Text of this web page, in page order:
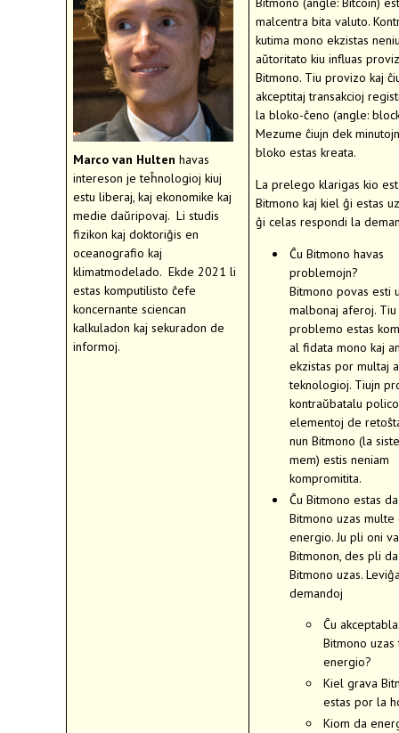
Marco van Hulten havas
intereson je teĥnologioj kiuj
estu liberaj, kaj ekonomike kaj
medie daŭripovaj. Li studis
fizikon kaj doktoriĝis en
oceanografio kaj
klimatmodelado. Ekde 2021 li
estas komputilisto ĉefe
koncernante sciencan
kalkuladon kaj sekuradon de
informoj.
malcentra bita valuto.
kutima mono ekzistas
aŭtoritato kiu influas
Bitmono. Tiu provizo kaj
akceptitaj transakcioj
la bloko-ĉeno (angle:
Mezume ĉiujn dek
bloko estas kreata.
La prelego klarigas kio
Bitmono kaj kiel ĝi estas
ĝi celas respondi la
Ĉu Bitmono havas
problemojn?
Bitmono povas esti
malbonaj aferoj. Tiu
problemo estas
al fidata mono kaj
ekzistas por multaj
teknologioj. Tiujn
kontraŭbatalu
elementoj de
nun Bitmono (la
mem) estis neniam
kompromitita.
Ĉu Bitmono estas
Bitmono uzas multe
energio. Ju pli oni
Bitmonon, des pli
Bitmono uzas.
demandoj
Ĉu
Bitmono uzas
energio?
Kiel grava
estas por la
Kiom da